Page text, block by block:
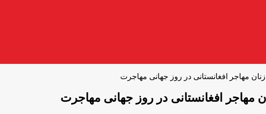
مهاجر افغانستانی در روز جهانی مهاجرت
افغانستانی در روز جهانی مهاجرت